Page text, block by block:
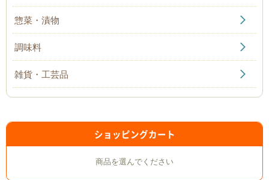
惣菜・漬物
調味料
雑貨・工芸品
ショッピングカート
商品を選んでください